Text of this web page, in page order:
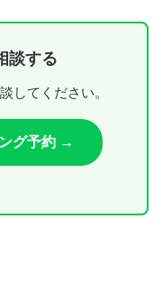
談する
してください。
グ予約 →